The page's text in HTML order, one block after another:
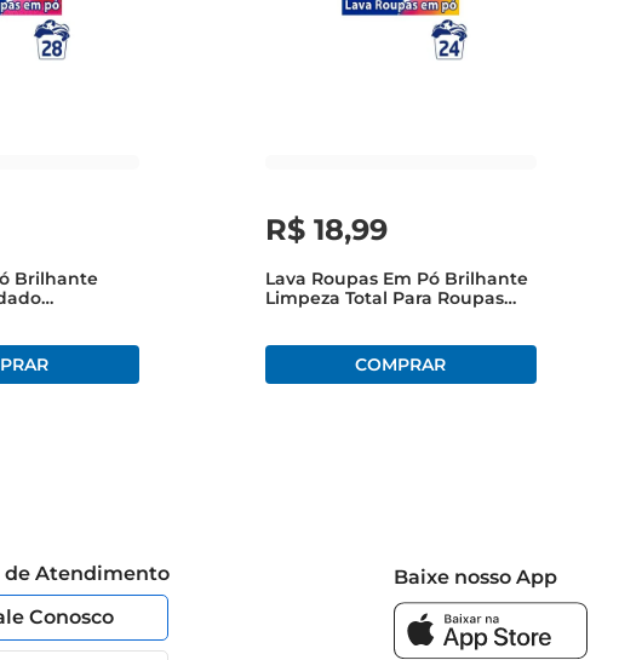
Brilhante
R$ 18,99
Lava Roupas Em Pó Brilhante
Limpeza Total Para Roupas
de Atendimento
Conosco
Baixe nosso App